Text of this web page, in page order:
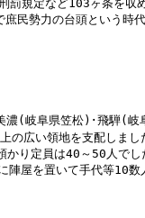
規定など103ヶ条を収
民勢力の台頭という時
濃(岐阜県笠松)･飛騨(
広い領地を支配しまし
り定員は40～50人でし
屋を置いて手代等10数